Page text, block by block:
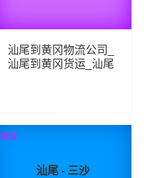
汕尾到黄冈物流公司_
汕尾到黄冈货运_汕尾
291 查看详细
汕尾 - 三沙
物流